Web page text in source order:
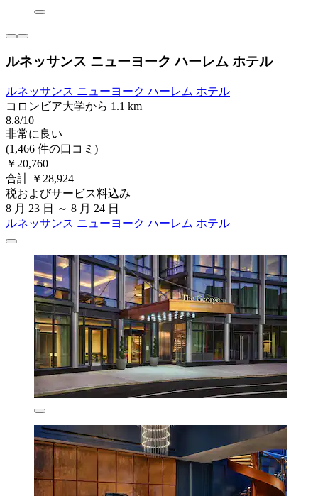
ルネッサンス ニューヨーク ハーレム ホテル
ルネッサンス ニューヨーク ハーレム ホテル
コロンビア大学から 1.1 km
8.8/10
非常に良い
(1,466 件の口コミ)
￥20,760
合計 ￥28,924
税およびサービス料込み
8 月 23 日 ～ 8 月 24 日
ルネッサンス ニューヨーク ハーレム ホテル